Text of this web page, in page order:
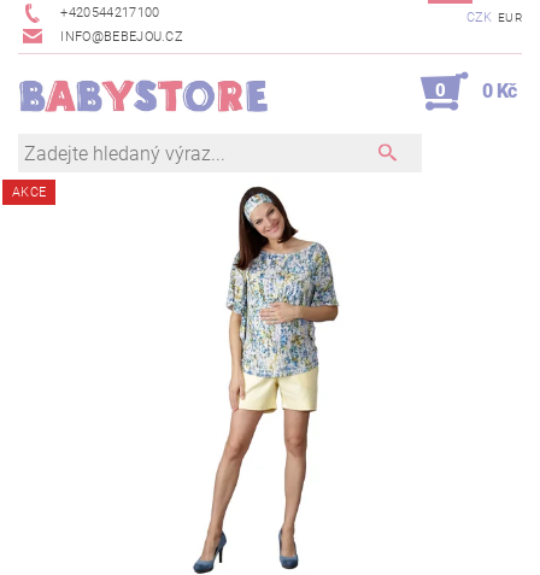
+420544217100
INFO@BEBEJOU.CZ
CZK EUR
0 0 Kč
AKCE